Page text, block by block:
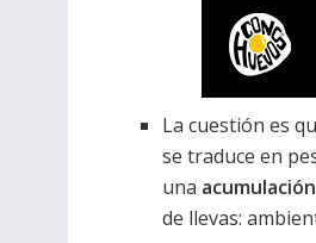
La cuestión es
se traduce en
una
de llevas: